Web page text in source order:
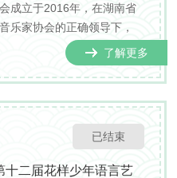
成立于2016年，在湖南省
乐家协会的正确领导下，
业音乐会和大型文艺晚
专场音乐会群众文化品牌活
一致好评。
了解更多
已结束
十二届花样少年语言艺